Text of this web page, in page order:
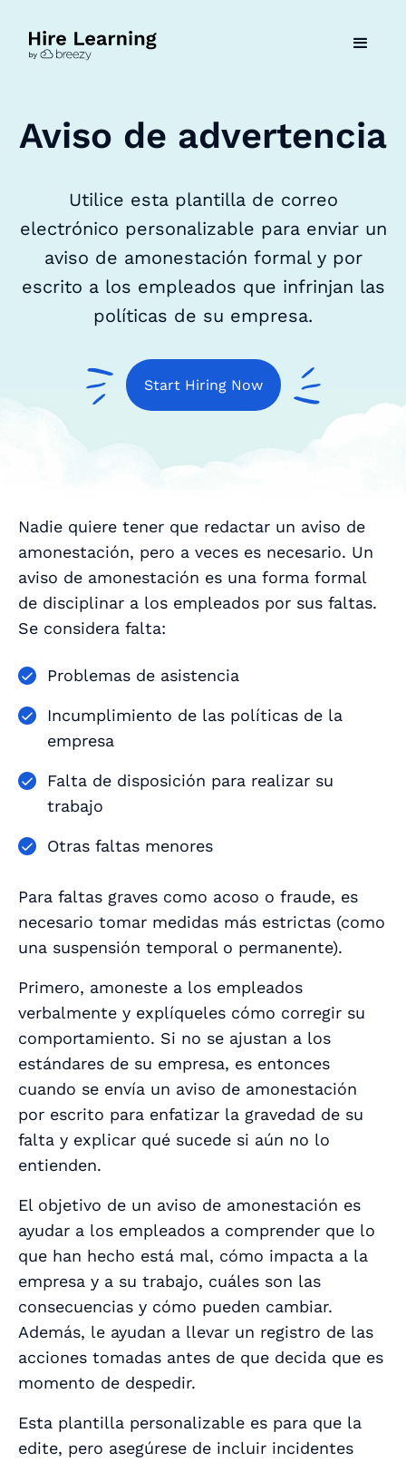
Aviso de advertencia
Utilice esta plantilla de correo
electrónico personalizable para enviar un
aviso de amonestación formal y por
escrito a los empleados que infrinjan las
políticas de su empresa.
Start Hiring Now
Nadie quiere tener que redactar un aviso de
amonestación, pero a veces es necesario. Un
aviso de amonestación es una forma formal
de disciplinar a los empleados por sus faltas.
Se considera falta:
Problemas de asistencia
Incumplimiento de las políticas de la
empresa
Falta de disposición para realizar su
trabajo
Otras faltas menores
Para faltas graves como acoso o fraude, es
necesario tomar medidas más estrictas (como
una suspensión temporal o permanente).
Primero, amoneste a los empleados
verbalmente y explíqueles cómo corregir su
comportamiento. Si no se ajustan a los
estándares de su empresa, es entonces
cuando se envía un aviso de amonestación
por escrito para enfatizar la gravedad de su
falta y explicar qué sucede si aún no lo
entienden.
El objetivo de un aviso de amonestación es
ayudar a los empleados a comprender que lo
que han hecho está mal, cómo impacta a la
empresa y a su trabajo, cuáles son las
consecuencias y cómo pueden cambiar.
Además, le ayudan a llevar un registro de las
acciones tomadas antes de que decida que es
momento de despedir.
Esta plantilla personalizable es para que la
edite, pero asegúrese de incluir incidentes